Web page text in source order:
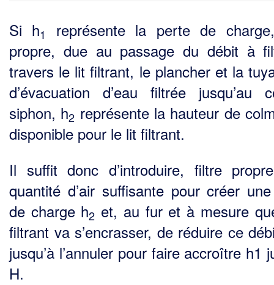
Si h1
représente la perte de
propre, due au passage du débit à
travers le lit filtrant, le plancher et la
d’évacuation d’eau filtrée jusqu’au
siphon, h2 représente la hauteur de
disponible pour le lit filtrant.
Il suffit donc d’introduire, filtre
quantité d’air suffisante pour créer
de charge h2 et, au fur et à mesure
filtrant va s’encrasser, de réduire ce
jusqu’à l’annuler pour faire accroî­tre h1
H.